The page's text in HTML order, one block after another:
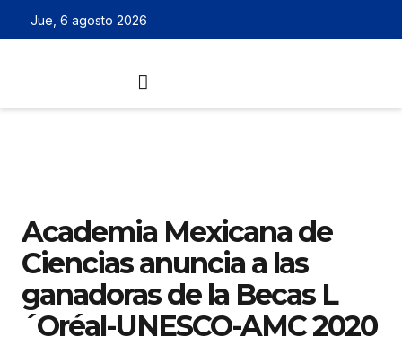
Jue, 6 agosto 2026
Academia Mexicana de
Ciencias anuncia a las
ganadoras de la Becas L
´Oréal-UNESCO-AMC 2020